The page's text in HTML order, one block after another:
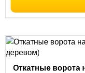
Откатные ворота